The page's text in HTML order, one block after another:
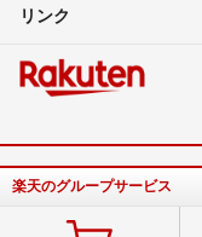
リンク
楽天のグループサービス